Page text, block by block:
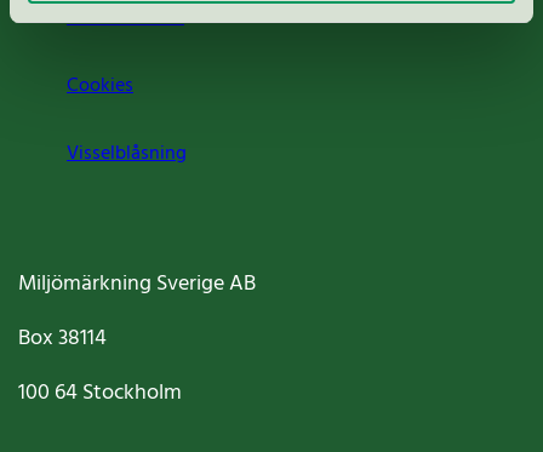
Jobba hos oss
Cookies
Visselblåsning
Miljömärkning Sverige AB
Box38114
100 64Stockholm